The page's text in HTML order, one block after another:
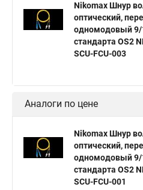
Nikomax Шнур
оптический,
одномодовый
стандарта OS2
SCU-FCU-003
Аналоги по цене
Nikomax Шнур
оптический,
одномодовый
стандарта OS2
SCU-FCU-001